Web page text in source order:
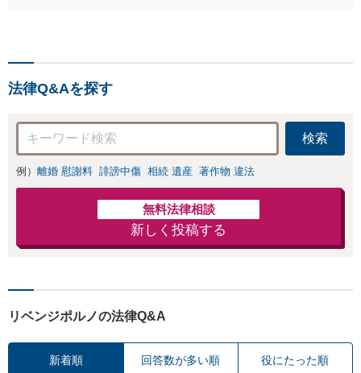
法律Q&Aを探す
検索
例） 離婚 慰謝料 誹謗中傷 相続 遺産 著作物 違法
無料法律相談
新しく投稿する
リベンジポルノの法律Q&A
新着順 回答数が多い順 役にたった順